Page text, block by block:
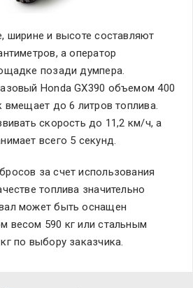
ширине и высоте составляют
а оператор
позади думпера.
Honda GX390 объемом 400
вмещает до 6 литров топлива.
скорость до 11,2 км/ч, а
всего 5 секунд.
за счет использования
топлива значительно
может быть оснащен
весом 590 кг или стальным
по выбору заказчика.